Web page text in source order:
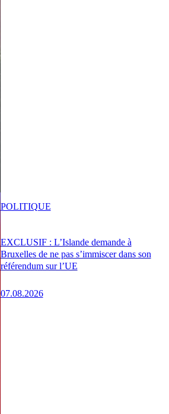
EXCLUSIF : L’Islande demande à
Bruxelles de ne pas s’immiscer dans son
référendum sur l’UE
07.08.2026
POLITIQUE